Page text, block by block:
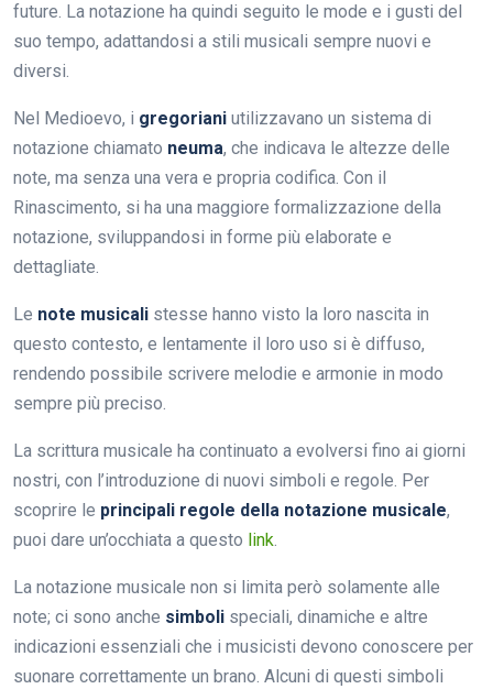
future. La notazione ha quindi seguito le mode e i gusti del
suo tempo, adattandosi a stili musicali sempre nuovi e
diversi.
Nel Medioevo, i gregoriani utilizzavano un sistema di
notazione chiamato neuma, che indicava le altezze delle
note, ma senza una vera e propria codifica. Con il
Rinascimento, si ha una maggiore formalizzazione della
notazione, sviluppandosi in forme più elaborate e
dettagliate.
Le note musicali stesse hanno visto la loro nascita in
questo contesto, e lentamente il loro uso si è diffuso,
rendendo possibile scrivere melodie e armonie in modo
sempre più preciso.
La scrittura musicale ha continuato a evolversi fino ai giorni
nostri, con l’introduzione di nuovi simboli e regole. Per
scoprire le principali regole della notazione musicale,
puoi dare un’occhiata a questo link.
La notazione musicale non si limita però solamente alle
note; ci sono anche simboli speciali, dinamiche e altre
indicazioni essenziali che i musicisti devono conoscere per
suonare correttamente un brano. Alcuni di questi simboli